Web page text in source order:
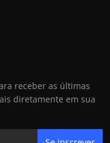
receber as últimas
diretamente em sua